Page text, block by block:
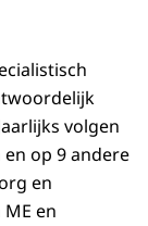
volgen
op 9 andere
en
en